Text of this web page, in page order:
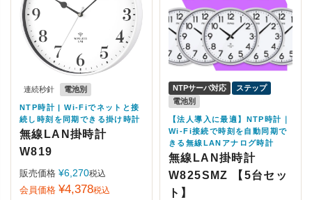
連続秒針 電池別
NTP時計 | Wi-Fiでネットと接
続し時刻を同期できる掛け時計
無線LAN掛時計
W819
販売価格 ¥6,270税込
会員価格 ¥4,378税込
NTPサーバ対応
ステップ
電池別
【法人導入に最適】NTP時計｜
Wi-Fi接続で時刻を自動同期で
きる無線LANアナログ時計
無線LAN掛時計
W825SMZ 【5台セッ
ト】